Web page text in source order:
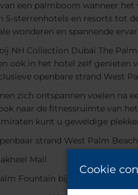
een palmboom wanneer
5-sterrenhotels en resorts tot
wonderen en spannende
NH Collection Dubai The
ook in het hotel zelf genieten
openbare strand West
zich ontspannen voelen na
naar de fitnessruimte van
kunt u geweldige
strand West Palm
Mall
Fountain bij The Pointe
Cookie